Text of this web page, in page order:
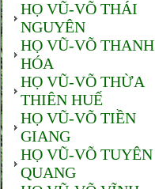
HỌ VŨ-VÕ THÁI
NGUYÊN
HỌ VŨ-VÕ THANH
HÓA
HỌ VŨ-VÕ THỪA
THIÊN HUẾ
HỌ VŨ-VÕ TIỀN
GIANG
HỌ VŨ-VÕ TUYÊN
QUANG